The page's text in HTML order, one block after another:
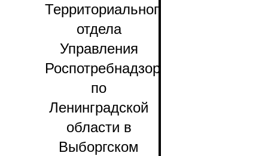
Территориального
отдела
Управления
Роспотребнадзора
по
Ленинградской
области в
Выборгском